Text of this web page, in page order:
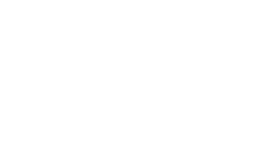
и возврата